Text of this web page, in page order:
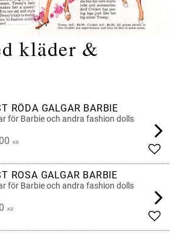
kläder &
RÖDA GALGAR BARBIE
för Barbie och andra fashion dolls
KR
Add
ROSA GALGAR BARBIE
för Barbie och andra fashion dolls
KR
Add